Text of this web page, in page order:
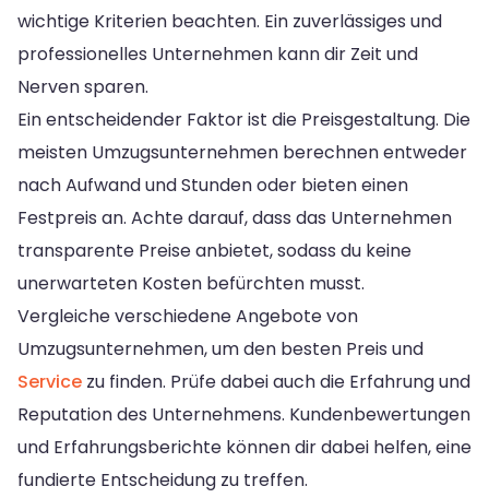
wichtige Kriterien beachten. Ein zuverlässiges und
professionelles Unternehmen kann dir Zeit und
Nerven sparen.
Ein entscheidender Faktor ist die Preisgestaltung. Die
meisten Umzugsunternehmen berechnen entweder
nach Aufwand und Stunden oder bieten einen
Festpreis an. Achte darauf, dass das Unternehmen
transparente Preise anbietet, sodass du keine
unerwarteten Kosten befürchten musst.
Vergleiche verschiedene Angebote von
Umzugsunternehmen, um den besten Preis und
Service zu finden. Prüfe dabei auch die Erfahrung und
Reputation des Unternehmens. Kundenbewertungen
und Erfahrungsberichte können dir dabei helfen, eine
fundierte Entscheidung zu treffen.